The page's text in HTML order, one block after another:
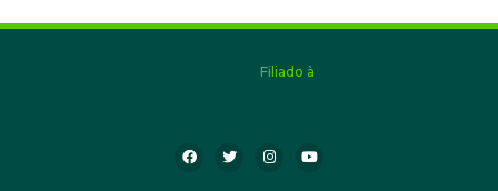
Filiado à